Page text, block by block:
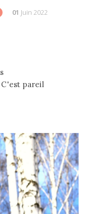
01 Juin 2022
pareil